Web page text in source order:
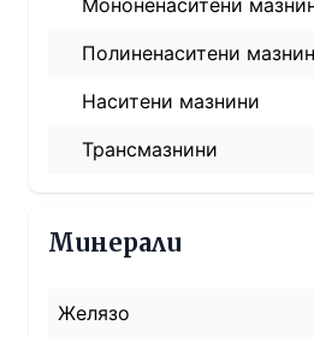
Мононенаситени
Полиненаситени
Наситени мазнини
Трансмазнини
Минерали
Желязо